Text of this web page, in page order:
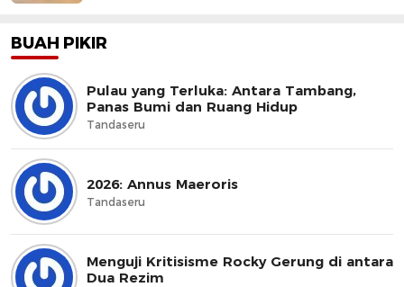
BUAH PIKIR
Pulau yang Terluka: Antara Tambang,
Panas Bumi dan Ruang Hidup
Tandaseru
2026: Annus Maeroris
Tandaseru
Menguji Kritisisme Rocky Gerung di antara
Dua Rezim